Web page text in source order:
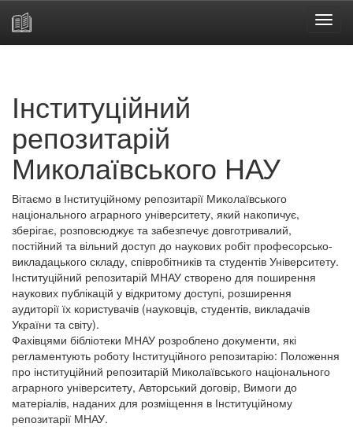
Інституційний
репозитарій
Миколаївського НАУ
Вітаємо в Інституційному репозитарії Миколаївського
національного аграрного університету, який накопичує,
зберігає, розповсюджує та забезпечує довготривалий,
постійний та вільний доступ до наукових робіт професорсько-
викладацького складу, співробітників та студентів Університету.
Інституційний репозитарій МНАУ створено для поширення
наукових публікацій у відкритому доступі, розширення
аудиторії їх користувачів (науковців, студентів, викладачів
України та світу).
Фахівцями бібліотеки МНАУ розроблено документи, які
регламентують роботу Інституційного репозитарію: Положення
про інституційний репозитарій Миколаївського національного
аграрного університету, Авторський договір, Вимоги до
матеріалів, наданих для розміщення в Інституційному
репозитарії МНАУ.